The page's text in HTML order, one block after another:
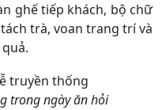
ghế tiếp khách, bộ chữ
trà, voan trang trí và
trong ngày ăn hỏi